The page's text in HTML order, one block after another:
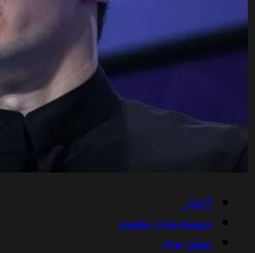
اخبار
دسته‌بندی نشده
سئو بوی